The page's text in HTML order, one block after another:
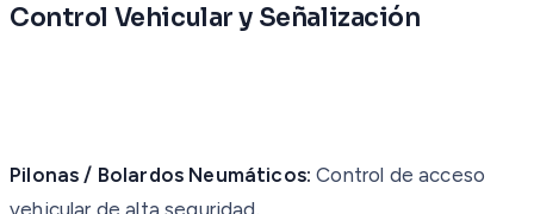
Control Vehicular y Señalización
Pilonas / Bolardos Neumáticos: Control de acceso
vehicular de alta seguridad.